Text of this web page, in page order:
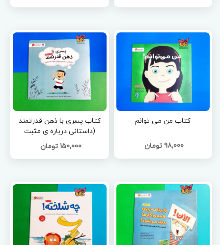
کتاب من می توانم
98,000 تومان
کتاب پسری با ذهن قدرتمند
(داستانی درباره ی مثبت
اندیشی)
150,000 تومان